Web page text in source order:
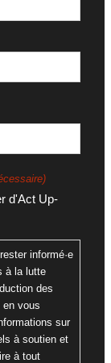
d'Act Up-
informé·e
à la lutte
des
vous
sur
à soutien et
à tout